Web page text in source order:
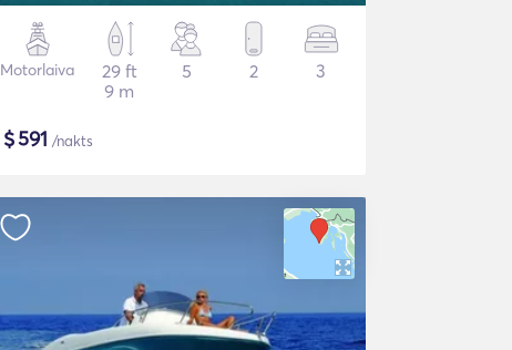
Motorlaiva
29 ft
9 m
5 2 3
$591 /nakts